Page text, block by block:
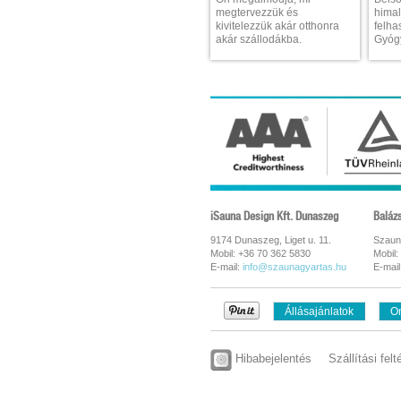
megtervezzük és
kivitelezzük akár otthonra
akár szállodákba.
iSauna Design Kft. Dunaszeg
9174 Dunaszeg, Liget u. 11.
Mobil: +36 70 362 5830
E-mail: info@szaunagyartas.hu
E-
Állásajánlatok
Hibabejelentés Szállítási